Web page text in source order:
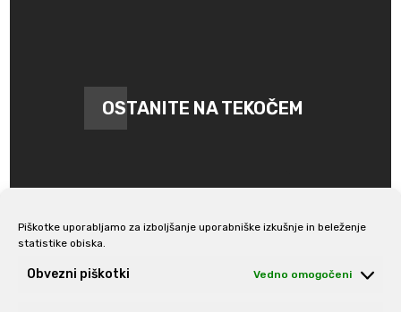
Piškotke uporabljamo za izboljšanje uporabniške izkušnje in beleženje
statistike obiska.
Obvezni piškotki Vedno omogočeni
OSTANITE NA TEKOČEM